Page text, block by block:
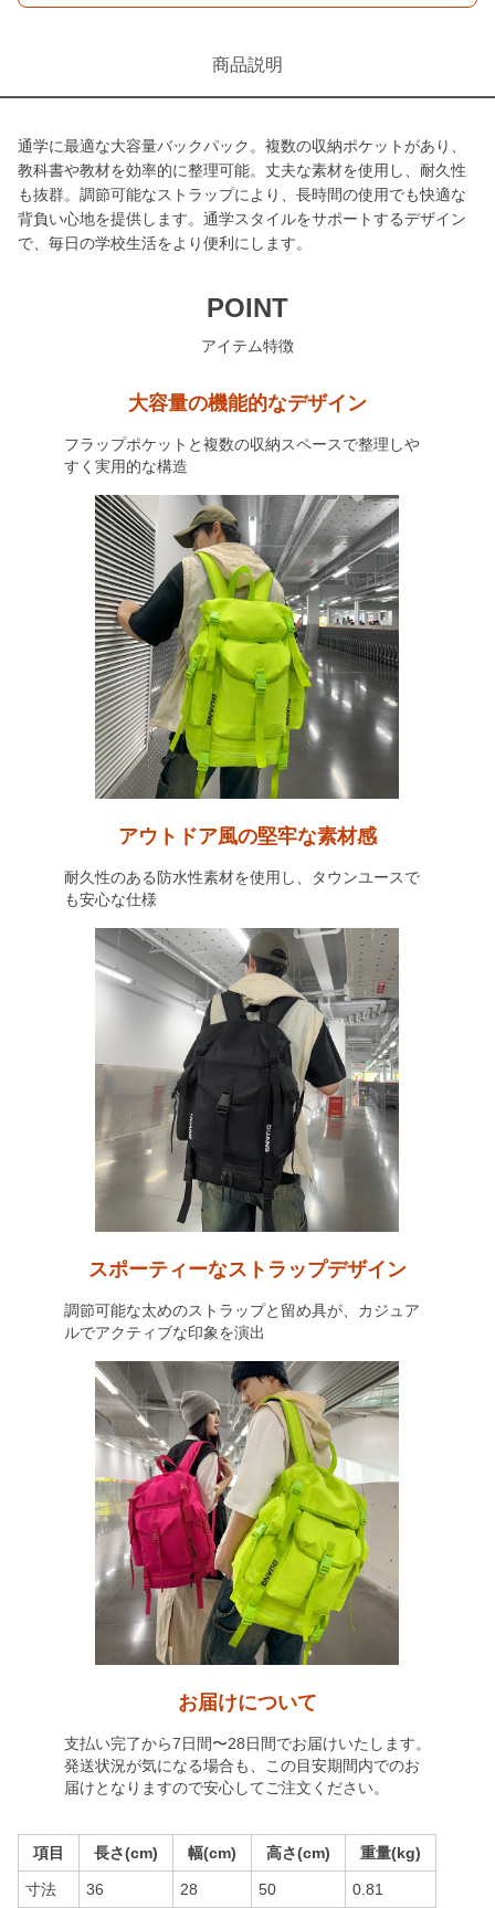
商品説明
通学に最適な大容量バックパック。複数の収納ポケットがあり、
教科書や教材を効率的に整理可能。丈夫な素材を使用し、耐久性
も抜群。調節可能なストラップにより、長時間の使用でも快適な
背負い心地を提供します。通学スタイルをサポートするデザイン
で、毎日の学校生活をより便利にします。
POINT
アイテム特徴
大容量の機能的なデザイン
フラップポケットと複数の収納スペースで整理しや
すく実用的な構造
アウトドア風の堅牢な素材感
耐久性のある防水性素材を使用し、タウンユースで
も安心な仕様
スポーティーなストラップデザイン
調節可能な太めのストラップと留め具が、カジュア
ルでアクティブな印象を演出
お届けについて
支払い完了から7日間〜28日間でお届けいたします。
発送状況が気になる場合も、この目安期間内でのお
届けとなりますので安心してご注文ください。
項目 長さ(cm) 幅(cm) 高さ(cm) 重量(kg)
寸法 36 28 50 0.81